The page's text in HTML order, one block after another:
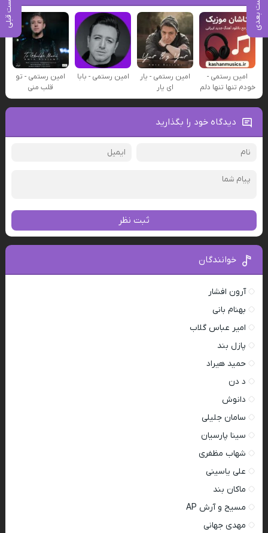
پست بعدی پست قبلی
امین رستمی -
خودم تنها تنها دلم
امین رستمی - یار
ای یار
امین رستمی - بابا
امین رستمی - تو
قلب منی
دیدگاه خود را بگذارید
ثبت نظر
خوانندگان
آرون افشار
بهنام بانی
امیر عباس گلاب
پازل بند
حمید هیراد
د دن
دانوش
سامان جلیلی
سینا پارسیان
شهاب مظفری
علی یاسینی
ماکان بند
مسیح و آرش AP
مهدی جهانی